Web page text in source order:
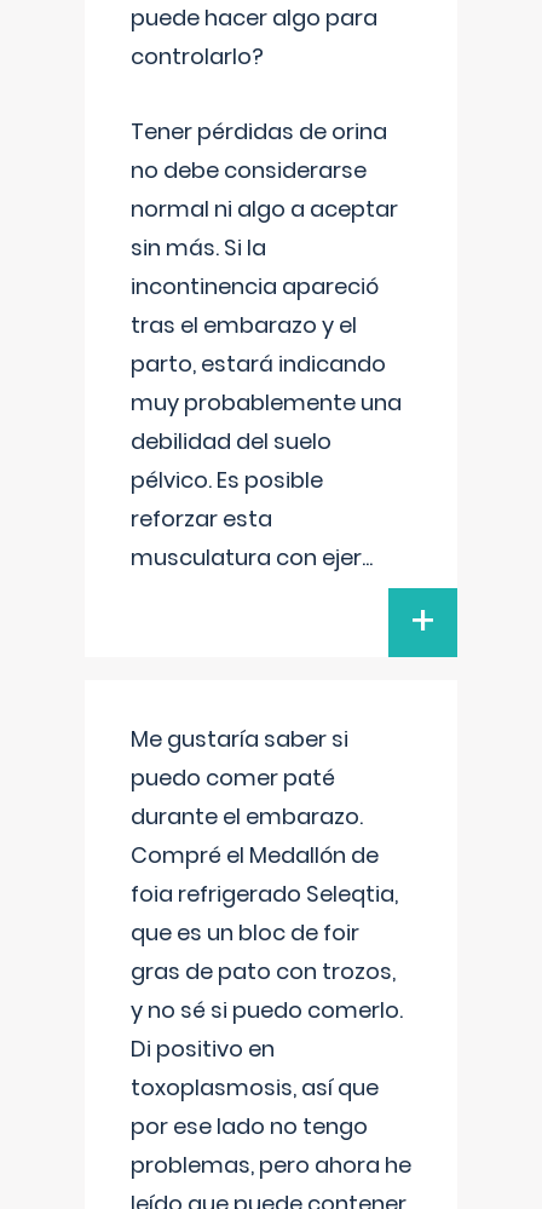
puede hacer algo para
controlarlo?
Tener pérdidas de orina
no debe considerarse
normal ni algo a aceptar
sin más. Si la
incontinencia apareció
tras el embarazo y el
parto, estará indicando
muy probablemente una
debilidad del suelo
pélvico. Es posible
reforzar esta
musculatura con ejer...
+
Me gustaría saber si
puedo comer paté
durante el embarazo.
Compré el Medallón de
foia refrigerado Seleqtia,
que es un bloc de foir
gras de pato con trozos,
y no sé si puedo comerlo.
Di positivo en
toxoplasmosis, así que
por ese lado no tengo
problemas, pero ahora he